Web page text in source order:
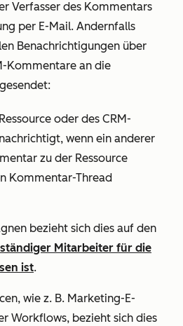
Verfasser des Kommentars
per E-Mail. Andernfalls
Benachrichtigungen über
Kommentare an die
oder des CRM-
wenn ein anderer
zu der Ressource
Kommentar-Thread
bezieht sich dies auf den
Mitarbeiter für die
ist.
wie z. B. Marketing-E-
Workflows, bezieht sich dies